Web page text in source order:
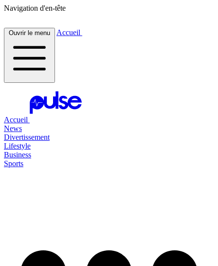
Navigation d'en-tête
Ouvrir le menu Accueil
Accueil
News
Divertissement
Lifestyle
Business
Sports